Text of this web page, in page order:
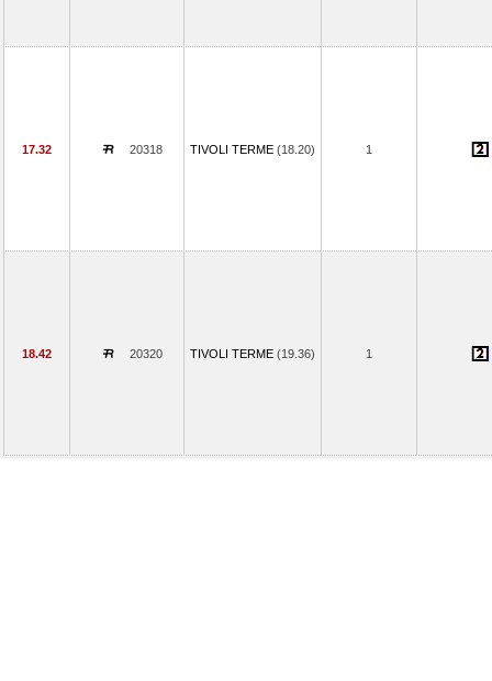
17.32 20318 TIVOLI TERME (18.20) 1
18.42 20320 TIVOLI TERME (19.36) 1